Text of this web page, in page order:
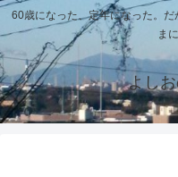
60歳になった、定年になった。
ま
よし